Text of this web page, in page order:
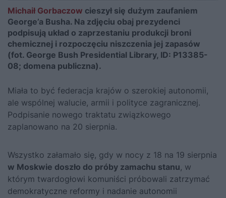
Michaił Gorbaczow cieszył się dużym zaufaniem
George’a Busha. Na zdjęciu obaj prezydenci
podpisują układ o zaprzestaniu produkcji broni
chemicznej i rozpoczęciu niszczenia jej zapasów
(fot. George Bush Presidential Library, ID: P13385-
08; domena publiczna).
Miała to być federacja krajów o szerokiej autonomii,
ale wspólnej walucie, armii i polityce zagranicznej.
Podpisanie nowego traktatu związkowego
zaplanowano na 20 sierpnia.
Wszystko załamało się, gdy w nocy z 18 na 19 sierpnia
w Moskwie doszło do próby zamachu stanu, w
którym twardogłowi komuniści próbowali zatrzymać
demokratyczne reformy i nadanie autonomii